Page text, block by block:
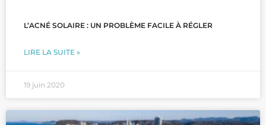
L’ACNÉ SOLAIRE : UN PROBLÈME FACILE À RÉGLER
LIRE LA SUITE »
19 juin 2020